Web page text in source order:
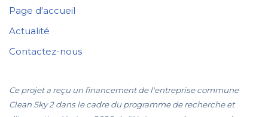
Page d'accueil
Actualité
Contactez-nous
Ce projet a reçu un financement de l'entreprise commune
Clean Sky 2 dans le cadre du programme de recherche et